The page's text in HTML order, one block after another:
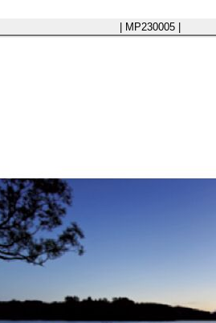
| MP230005 |